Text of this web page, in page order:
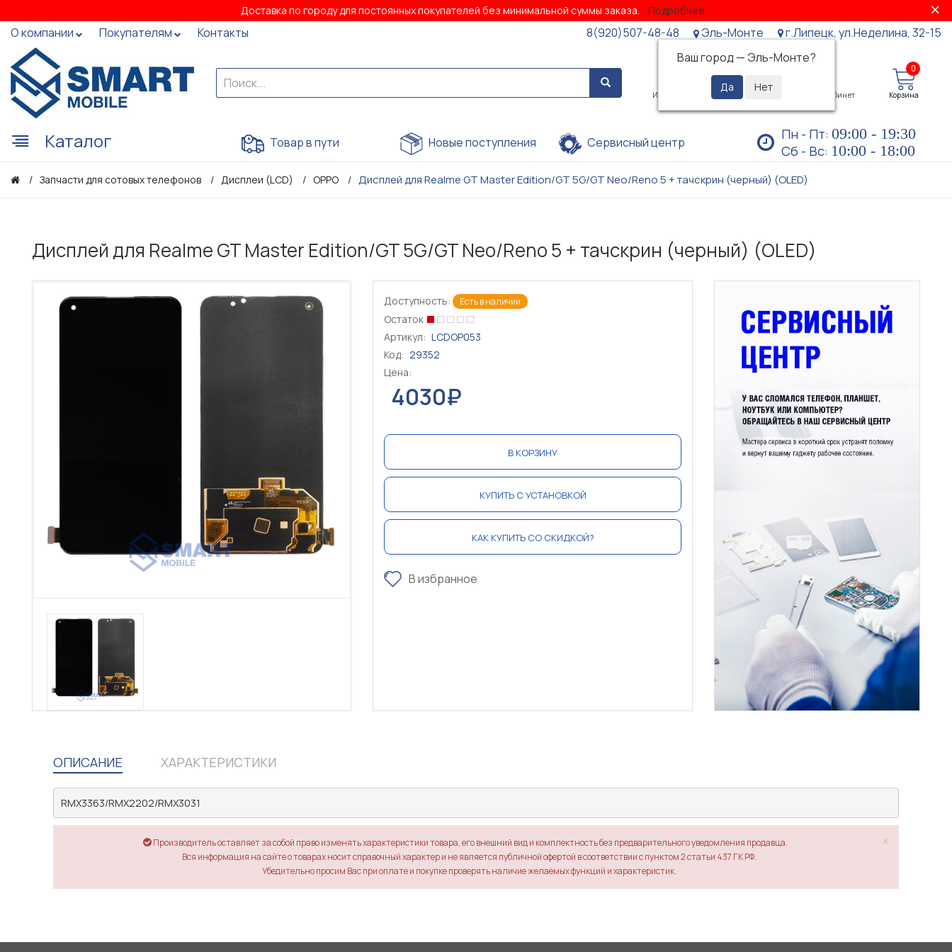
Доставка по городу для постоянных покупателей без минимальной суммы заказа. Подробнее...
О компании Покупателям Контакты 8(920)507-48-48
Эль-Монте
Ваш город — Эль-Монте?
г.Липецк, ул.Неделина, 32-15
Избранное Просмотренные Личный кабинет
0
Корзина
Каталог Товар в пути Новые поступления Сервисный центр Пн - Пт: 09:00 - 19:30
Сб - Вс: 10:00 - 18:00
Запчасти для сотовых телефонов Дисплеи (LCD) OPPO Дисплей для Realme GT Master Edition/GT 5G/GT Neo/Reno 5 + тачскрин (черный) (OLED)
Дисплей для Realme GT Master Edition/GT 5G/GT Neo/Reno 5 + тачскрин (черный) (OLED)
Доступность: Есть в наличии
Остаток
Артикул: LCDOP053
Код: 29352
Цена:
4030₽
В КОРЗИНУ
КУПИТЬ С УСТАНОВКОЙ
КАК КУПИТЬ СО СКИДКОЙ?
В избранное
ОПИСАНИЕ ХАРАКТЕРИСТИКИ
RMX3363/RMX2202/RMX3031
×
Производитель оставляет за собой право изменять характеристики товара, его внешний вид и комплектность без предварительного уведомления продавца.
Вся информация на сайте о товарах носит справочный характер и не является публичной офертой в соответствии с пунктом 2 статьи 437 ГК РФ.
Убедительно просим Вас при оплате и покупке проверять наличие желаемых функций и характеристик.